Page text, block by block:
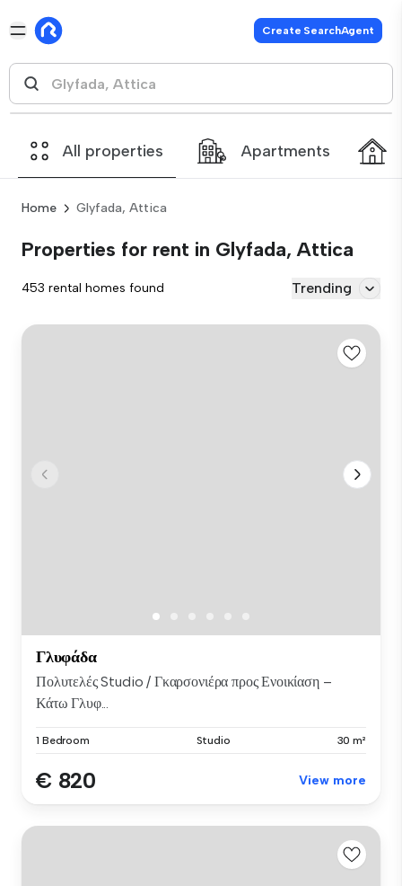
Create SearchAgent
All properties Apartments
Home Glyfada, Attica
Properties for rent in Glyfada, Attica
453 rental homes found Trending
Γλυφάδα
Πολυτελές Studio / Γκαρσονιέρα προς Ενοικίαση –
Κάτω Γλυφ...
1 Bedroom Studio 30 m²
€ 820 View more